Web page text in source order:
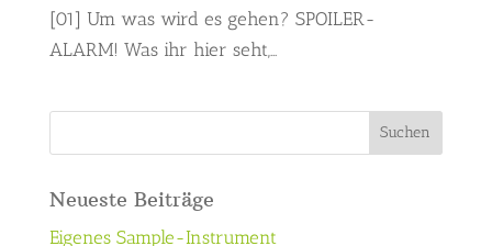
[01] Um was wird es gehen? SPOILER-
ALARM! Was ihr hier seht,...
Neueste Beiträge
Eigenes Sample-Instrument